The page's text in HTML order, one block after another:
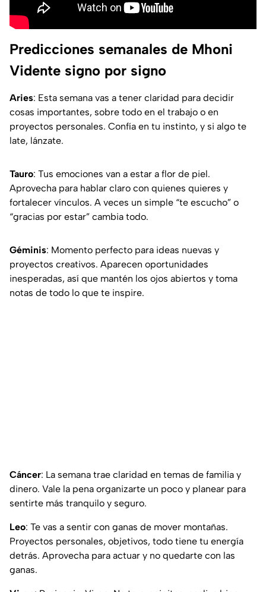
Predicciones semanales de Mhoni
Vidente signo por signo
Aries: Esta semana vas a tener claridad para decidir
cosas importantes, sobre todo en el trabajo o en
proyectos personales. Confía en tu instinto, y si algo te
late, lánzate.
Tauro: Tus emociones van a estar a flor de piel.
Aprovecha para hablar claro con quienes quieres y
fortalecer vínculos. A veces un simple “te escucho” o
“gracias por estar” cambia todo.
Géminis: Momento perfecto para ideas nuevas y
proyectos creativos. Aparecen oportunidades
inesperadas, así que mantén los ojos abiertos y toma
notas de todo lo que te inspire.
Cáncer: La semana trae claridad en temas de familia y
dinero. Vale la pena organizarte un poco y planear para
sentirte más tranquilo y seguro.
Leo: Te vas a sentir con ganas de mover montañas.
Proyectos personales, objetivos, todo tiene tu energía
detrás. Aprovecha para actuar y no quedarte con las
ganas.